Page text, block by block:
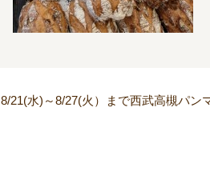
8/21(水)～8/27(火）まで西武高槻パン